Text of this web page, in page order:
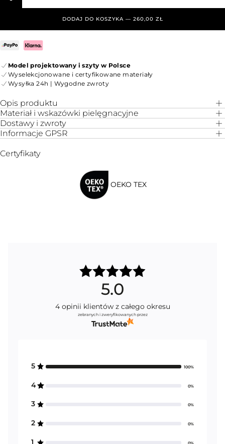
DODAJ DO KOSZYKA — 260,00 ZŁ
Model projektowany i szyty w Polsce
Wyselekcjonowane i certyfikowane materiały
Wysyłka 24h | Wygodne zwroty
Opis produktu
Materiał i wskazówki pielęgnacyjne
Dostawy i zwroty
Informacje GPSR
Certyfikaty
OEKO TEX
5.0
4opinii klientów z całego okresu
zebranych i zweryfikowanych przez
5 100%
4 0%
3 0%
2 0%
1 0%